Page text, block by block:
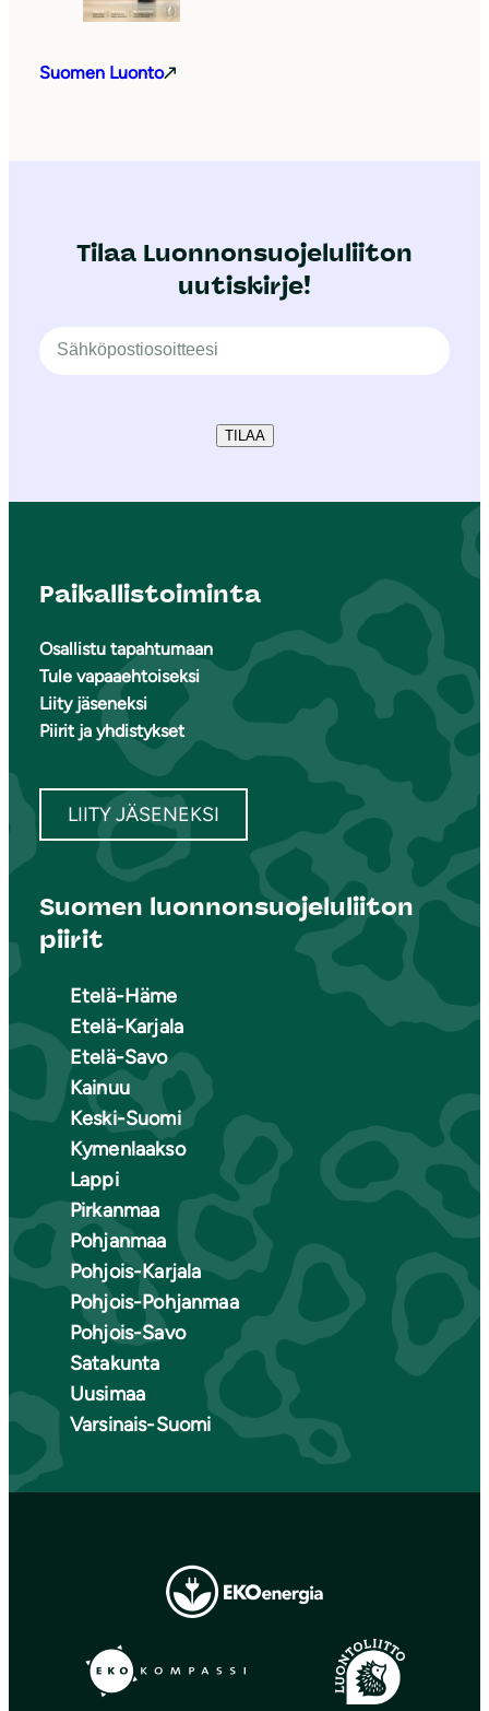
Suomen Luonto
Tilaa Luonnonsuojeluliiton
uutiskirje!
TILAA
Paikallistoiminta
Osallistu tapahtumaan
Tule vapaaehtoiseksi
Liity jäseneksi
Piirit ja yhdistykset
LIITY JÄSENEKSI
Suomen luonnonsuojeluliiton
piirit
Etelä-Häme
Etelä-Karjala
Etelä-Savo
Kainuu
Keski-Suomi
Kymenlaakso
Lappi
Pirkanmaa
Pohjanmaa
Pohjois-Karjala
Pohjois-Pohjanmaa
Pohjois-Savo
Satakunta
Uusimaa
Varsinais-Suomi